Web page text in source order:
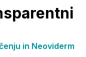
in Neoviderm